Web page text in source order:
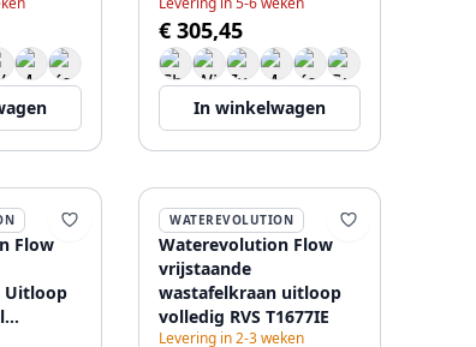
€ 305,45
In winkelwagen
Flow
Uitloop
WATEREVOLUTION
Waterevolution Flow
vrijstaande
wastafelkraan uitloop
volledig RVS T1677IE
Levering in 2-3 weken